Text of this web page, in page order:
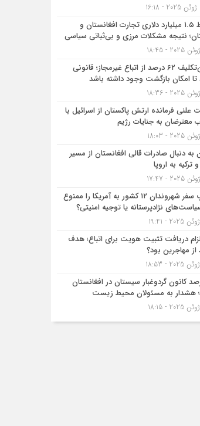
سقوط ۱.۵ میلیارد دلاری تجارت افغانستان و
نتیجه مشکلات مرزی و بی‌ثباتی سیاسی
تعیین‌تکلیف ۶۲ درصد از اتباع غیرمجاز؛ قانونی
تا امکان بازگشت وجود داشته باشد
علنی فرمانده ارتش پاکستان از اسرائیل با
معترضان به جنایات رژیم
به دنبال صادرات قالی افغانستان از مسیر
ترکیه به اروپا
ترامپ سفر شهروندان ۱۲ کشور به آمریکا را ممنوع
نژادپرستانه یا توجیه امنیتی؟
دریافت تثبیت هویت برای اتباع؛ هدف
از مهاجرین بود؟
درصد کانون گردوغبار سیستان در افغانستان
هشدار به مسئولان محیط زیست